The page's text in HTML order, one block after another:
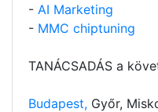
- AI Marketing
- MMC chiptuning
TANÁCSADÁS a
Budapest, Győr,